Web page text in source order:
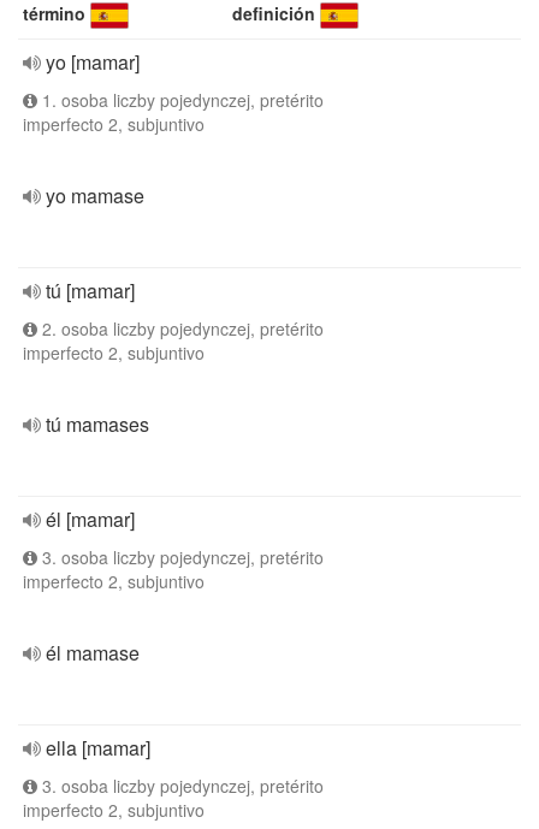
término definición
yo [mamar]
1. osoba liczby pojedynczej, pretérito
imperfecto 2, subjuntivo
yo mamase
tú [mamar]
2. osoba liczby pojedynczej, pretérito
imperfecto 2, subjuntivo
tú mamases
él [mamar]
3. osoba liczby pojedynczej, pretérito
imperfecto 2, subjuntivo
él mamase
ella [mamar]
3. osoba liczby pojedynczej, pretérito
imperfecto 2, subjuntivo